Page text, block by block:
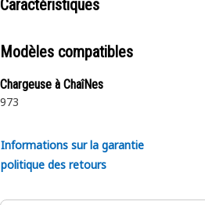
Caractéristiques
Modèles compatibles
Chargeuse à ChaîNes
973
Informations sur la garantie
politique des retours